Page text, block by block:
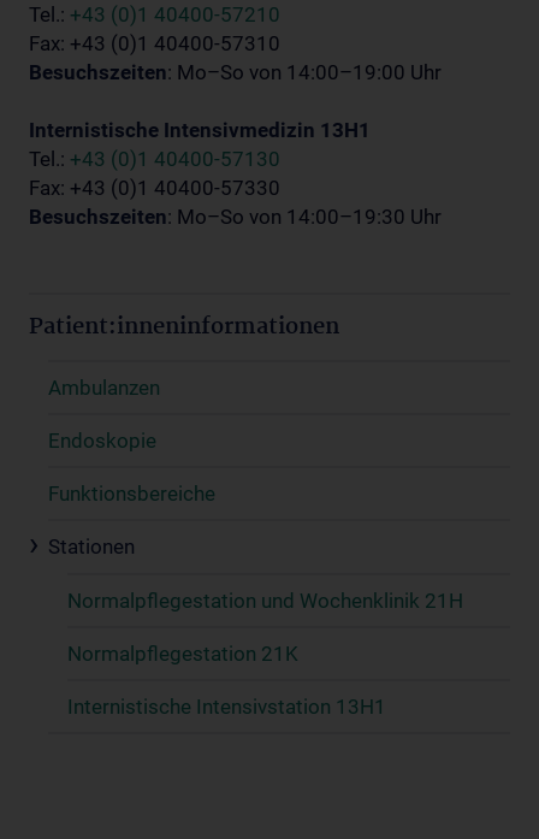
Tel.: +43 (0)1 40400-57210
Fax: +43 (0)1 40400-57310
Besuchszeiten: Mo–So von 14:00–19:00 Uhr
Internistische Intensivmedizin 13H1
Tel.: +43 (0)1 40400-57130
Fax: +43 (0)1 40400-57330
Besuchszeiten: Mo–So von 14:00–19:30 Uhr
Patient:inneninformationen
Ambulanzen
Endoskopie
Funktionsbereiche
Stationen
Normalpflegestation und Wochenklinik 21H
Normalpflegestation 21K
Internistische Intensivstation 13H1